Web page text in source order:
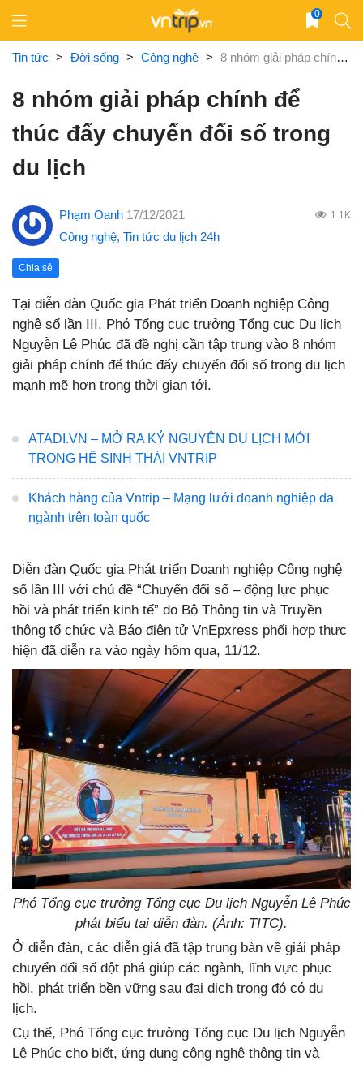
content
0
Tin tức > Đời sống > Công nghệ > 8 nhóm giải pháp chính để thúc đẩy chuyển đổi số trong du lịch
8 nhóm giải pháp chính để
thúc đẩy chuyển đổi số trong
du lịch
Phạm Oanh 17/12/2021 1.1K
Công nghệ, Tin tức du lịch 24h
Chia sẻ
Tại diễn đàn Quốc gia Phát triển Doanh nghiệp Công
nghệ số lần III, Phó Tổng cục trưởng Tổng cục Du lịch
Nguyễn Lê Phúc đã đề nghị cần tập trung vào 8 nhóm
giải pháp chính để thúc đẩy chuyển đổi số trong du lịch
mạnh mẽ hơn trong thời gian tới.
ATADI.VN – MỞ RA KỶ NGUYÊN DU LỊCH MỚI
TRONG HỆ SINH THÁI VNTRIP
Khách hàng của Vntrip – Mạng lưới doanh nghiệp đa
ngành trên toàn quốc
Diễn đàn Quốc gia Phát triển Doanh nghiệp Công nghệ
số lần III với chủ đề “Chuyển đổi số – động lực phục
hồi và phát triển kinh tế” do Bộ Thông tin và Truyền
thông tổ chức và Báo điện tử VnEpxress phối hợp thực
hiện đã diễn ra vào ngày hôm qua, 11/12.
Phó Tổng cục trưởng Tổng cục Du lịch Nguyễn Lê Phúc
phát biểu tại diễn đàn. (Ảnh: TITC).
Ở diễn đàn, các diễn giả đã tập trung bàn về giải pháp
chuyển đổi số đột phá giúp các ngành, lĩnh vực phục
hồi, phát triển bền vững sau đại dịch trong đó có du
lịch.
Cụ thể, Phó Tổng cục trưởng Tổng cục Du lịch Nguyễn
Lê Phúc cho biết, ứng dụng công nghệ thông tin và